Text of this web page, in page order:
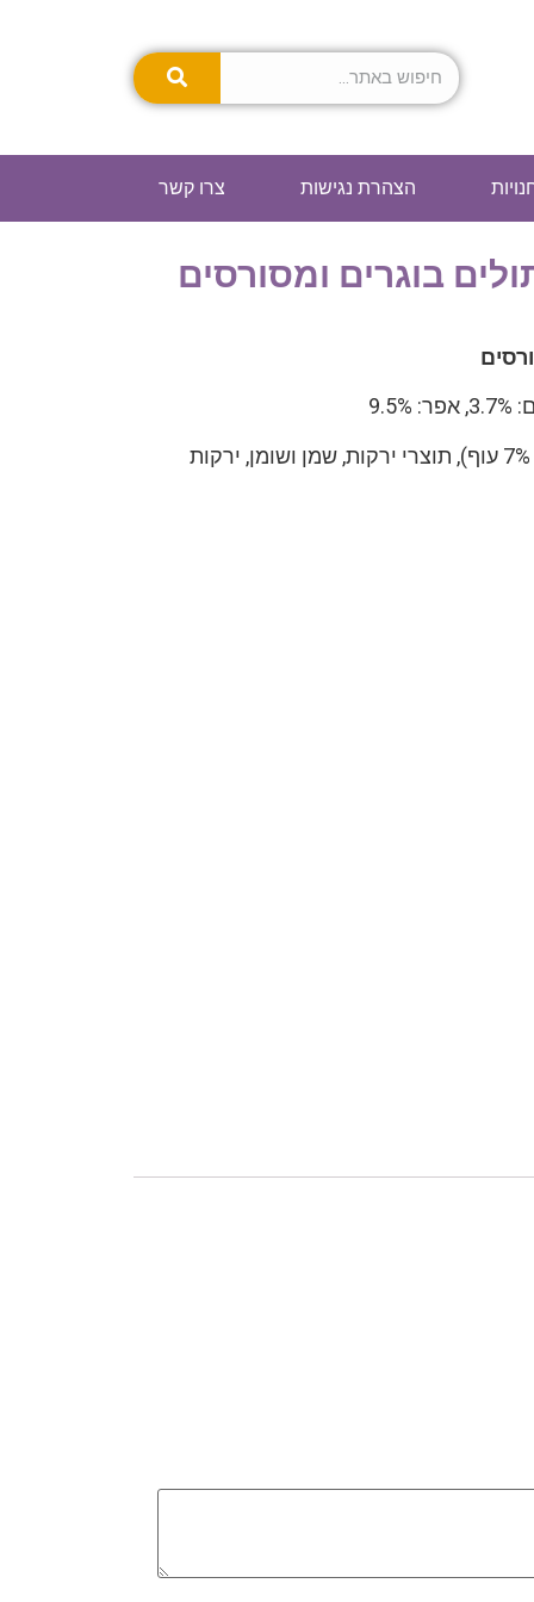
הצהרת נגישות צרו קשר
בוגרים ומסורסים
: דגנים, בשר ותוצרי בשר (30% מתוכם 7% עוף), תוצרי ירקות, שמן ושומן, ירקות